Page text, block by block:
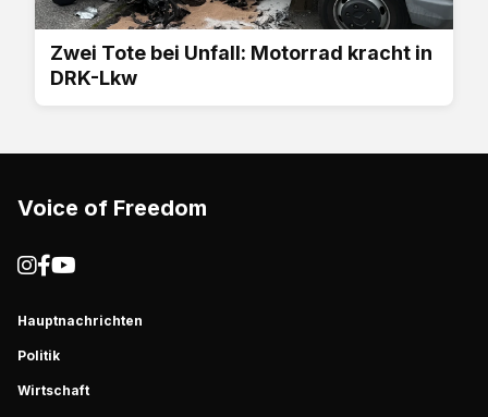
Zwei Tote bei Unfall: Motorrad kracht in
DRK-Lkw
Voice of Freedom
Hauptnachrichten
Politik
Wirtschaft